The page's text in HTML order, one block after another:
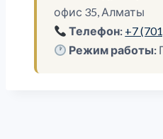
офис 35, Алматы
Телефон: +7
Режим работы: